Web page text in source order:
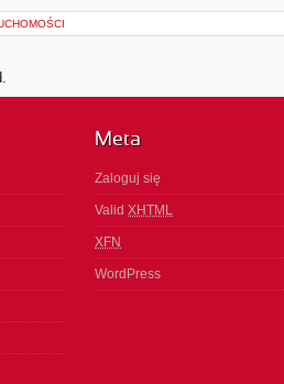
Meta
Zaloguj się
Valid XHTML
XFN
WordPress